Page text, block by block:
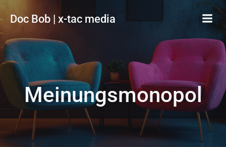
Inhalt
Doc Bob | x-tac media
Meinungsmonopol